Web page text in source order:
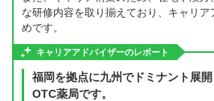
な研修内容を取り揃えており、キャリ
めです。
キャリアアドバイザーのレポート
福岡を拠点に九州でドミナント展
OTC薬局です。